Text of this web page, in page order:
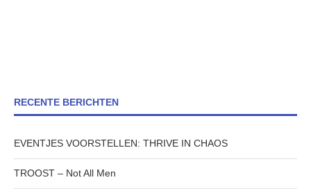
RECENTE BERICHTEN
EVENTJES VOORSTELLEN: THRIVE IN CHAOS
TROOST – Not All Men